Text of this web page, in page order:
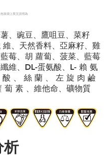
、豌豆、鷹咀豆、菜籽
維、天然香料、亞麻籽、雞
莓、胡 蘿蔔、菠菜、藍莓
維、DL-蛋氨酸、L- 賴 氨
、 絲 蘭 、 左 旋 肉 鹼
蔔 素 、維他命、礦物質
析
裝袋上英文說明為